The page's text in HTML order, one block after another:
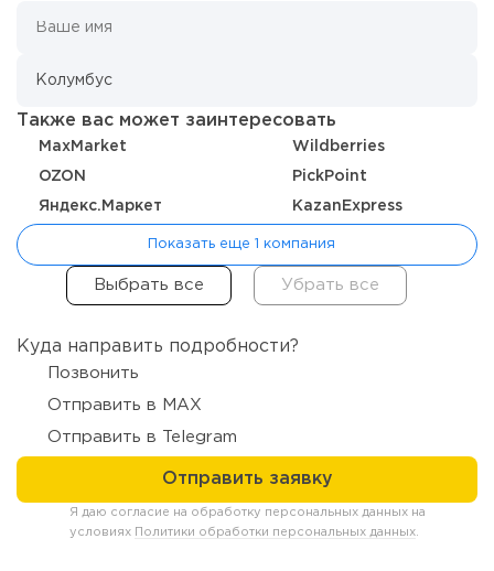
Конференции августа 2026: лучшие мероприятия месяца
Прокат квадроциклов: инвестиции 2 млн рублей, прибыль
300 тысяч...
Также вас может заинтересовать
MaxMarket Wildberries
OZON PickPoint
Яндекс.Маркет KazanExpress
Показать еще 1 компания
Куда направить подробности?
Позвонить
Отправить в MAX
Отправить в Telegram
Я даю согласие на обработку персональных данных на
условиях
Политики обработки персональных данных.